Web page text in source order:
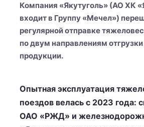
Компания «Якутуголь» (АО ХК
входит в Группу «Мечел»)
регулярной отправке
по двум направлениям
продукции.
Опытная эксплуатация
поездов велась с 2023 года:
ОАО «РЖД» и